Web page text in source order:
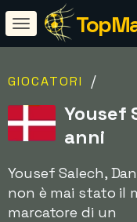
GIOCATORI /
Yousef
anni
Yousef Salech,
non è mai stato il
marcatore di un